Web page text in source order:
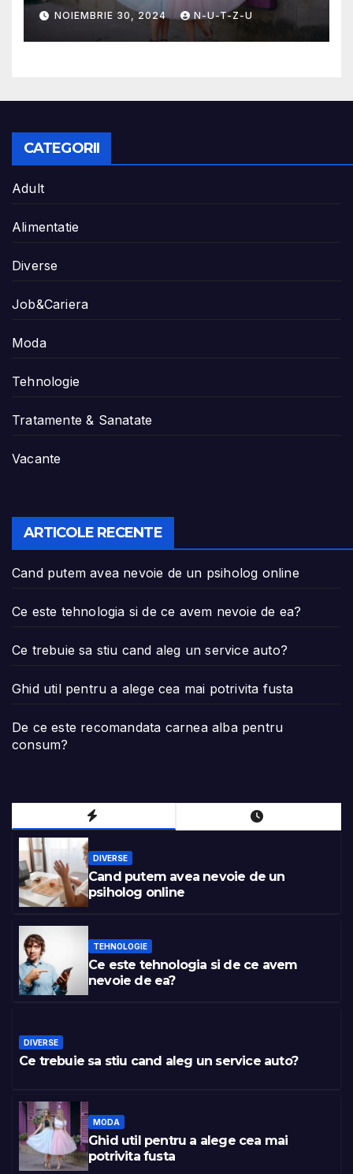
NOIEMBRIE 30, 2024 N-U-T-Z-U
CATEGORII
Adult
Alimentatie
Diverse
Job&Cariera
Moda
Tehnologie
Tratamente & Sanatate
Vacante
ARTICOLE RECENTE
Cand putem avea nevoie de un psiholog online
Ce este tehnologia si de ce avem nevoie de ea?
Ce trebuie sa stiu cand aleg un service auto?
Ghid util pentru a alege cea mai potrivita fusta
De ce este recomandata carnea alba pentru
consum?
DIVERSE
Cand putem avea nevoie de un
psiholog online
TEHNOLOGIE
Ce este tehnologia si de ce avem
nevoie de ea?
DIVERSE
Ce trebuie sa stiu cand aleg un service auto?
MODA
Ghid util pentru a alege cea mai
potrivita fusta